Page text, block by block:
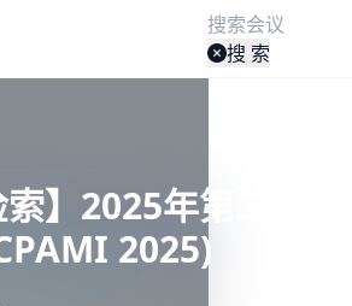
搜 索
】2025年第二届模
2025)